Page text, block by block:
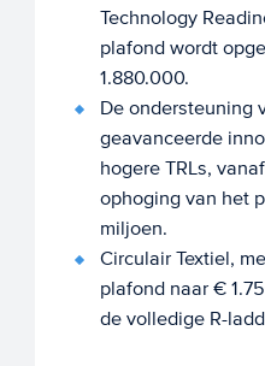
Technology
plafond wordt
1.880.000.
De ondersteuning
geavanceerde
hogere TRLs,
ophoging van het
miljoen.
Circulair Textiel,
plafond naar €
de volledige R-